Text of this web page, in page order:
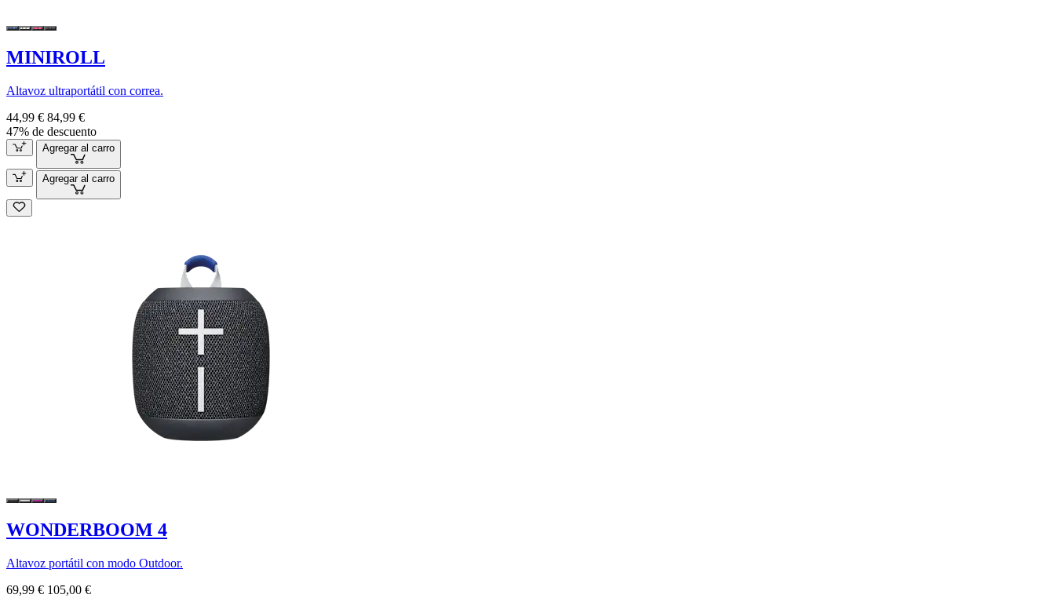
MINIROLL
Altavoz ultraportátil con correa.
44,99 € 84,99 €
47% de descuento
Agregar al carro
Agregar al carro
WONDERBOOM 4
Altavoz portátil con modo Outdoor.
69,99 € 105,00 €